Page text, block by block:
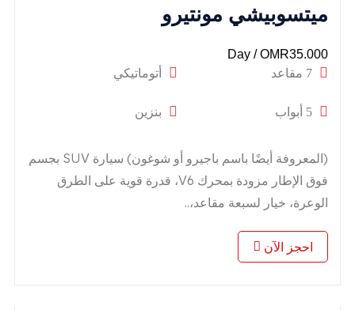
ميتسوبيشي مونتيرو
OMR35.000
/ Day
7 مقاعد
أتوماتيكي
5 أبواب بنزين
(المعروفة أيضًا باسم باجيرو أو شوغون) سيارة SUV بجسم
فوق الإطار مزودة بمحرك V6، قدرة قوية على الطرق
الوعرة، خيار لسبعة مقاعد،..
احجز الآن